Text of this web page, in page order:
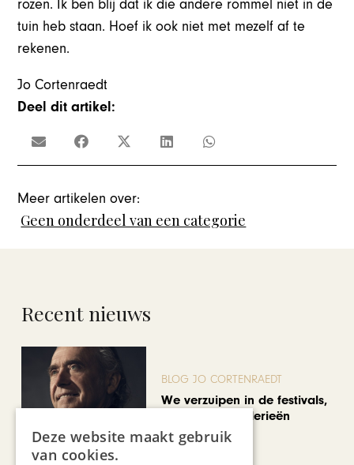
rozen. Ik ben blij dat ik die andere rommel niet in de
tuin heb staan. Hoef ik ook niet met mezelf af te
rekenen.
Jo Cortenraedt
Deel dit artikel:
Meer artikelen over:
Geen onderdeel van een categorie
Recent nieuws
BLOG JO CORTENRAEDT
We verzuipen in de festivals,
feesten en braderieën
Deze website maakt gebruik
van cookies.